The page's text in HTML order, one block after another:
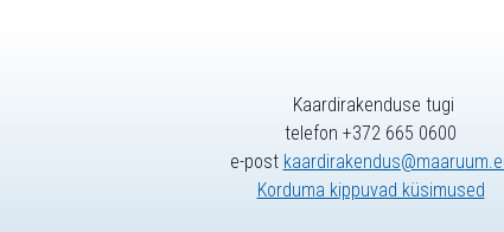
Kaardirakenduse tugi
telefon +372 665 0600
e-post
Korduma kippuvad küsimused